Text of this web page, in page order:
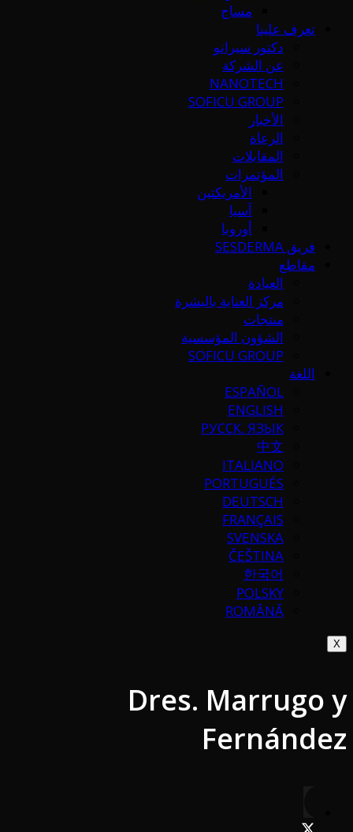
مساج
تعرف علينا
دكتور سيرانو
عن الشركة
NANOTECH
SOFICU GROUP
الأخبار
الرعاة
المقابلات
المؤتمرات
الأمريكتين
آسيا
أوروبا
فريق SESDERMA
مقاطع
العيادة
مركز العناية بالبشرة
منتجات
الشؤون المؤسسية
SOFICU GROUP
اللغة
ESPAÑOL
ENGLISH
РУССК. ЯЗЫК
中文
ITALIANO
PORTUGUÉS
DEUTSCH
FRANÇAIS
SVENSKA
ČEŠTINA
한국어
POLSKY
ROMÂNĂ
X
Dres. Marrugo y
Fernández